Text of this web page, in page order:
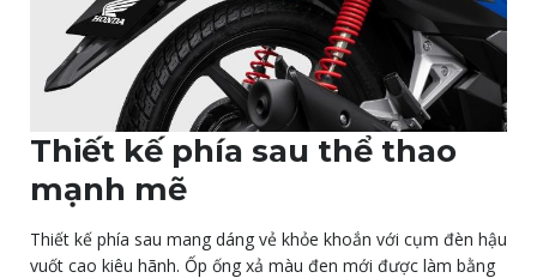
Thiết kế phía sau thể thao
mạnh mẽ
Thiết kế phía sau mang dáng vẻ khỏe khoắn với cụm đèn hậu
vuốt cao kiêu hãnh. Ốp ống xả màu đen mới được làm bằng